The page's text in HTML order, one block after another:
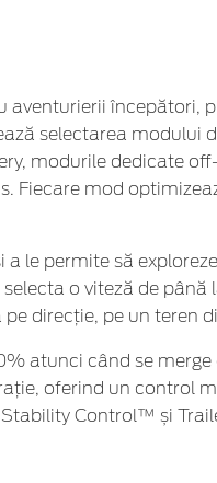
aventurierii începători,
selectarea modului
modurile dedicate
Fiecare mod
le permite să
o viteză de până
direcție, pe un teren
atunci când se
oferind un control
Control™ și